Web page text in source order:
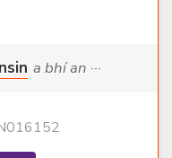
a bhí an ···